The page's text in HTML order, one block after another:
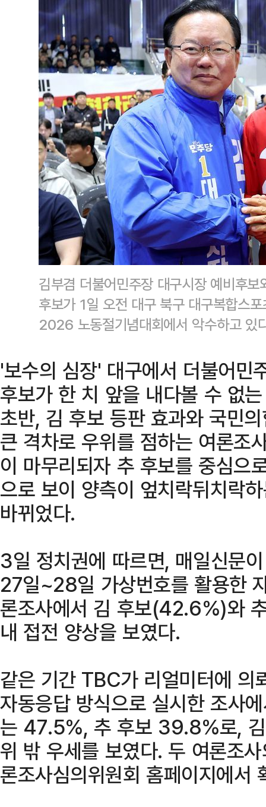
김부겸 더불어민주장 대구시장 예비후
후보가 1일 오전 대구 북구 대구복합스
2026 노동절기념대회에서 악수하고
'보수의 심장' 대구에서 더불어민
후보가 한 치 앞을 내다볼 수 없
초반, 김 후보 등판 효과와 국민
큰 격차로 우위를 점하는 여론조
이 마무리되자 추 후보를 중심으
으로 보이 양측이 엎치락뒤치락
바뀌었다.
3일 정치권에 따르면, 매일신문
27일~28일 가상번호를 활용한
론조사에서 김 후보(42.6%)와
내 접전 양상을 보였다.
같은 기간 TBC가 리얼미터에 의
자동응답 방식으로 실시한 조사
는 47.5%, 추 후보 39.8%로,
위 밖 우세를 보였다. 두 여론조
론조사심의위원회 홈페이지에서